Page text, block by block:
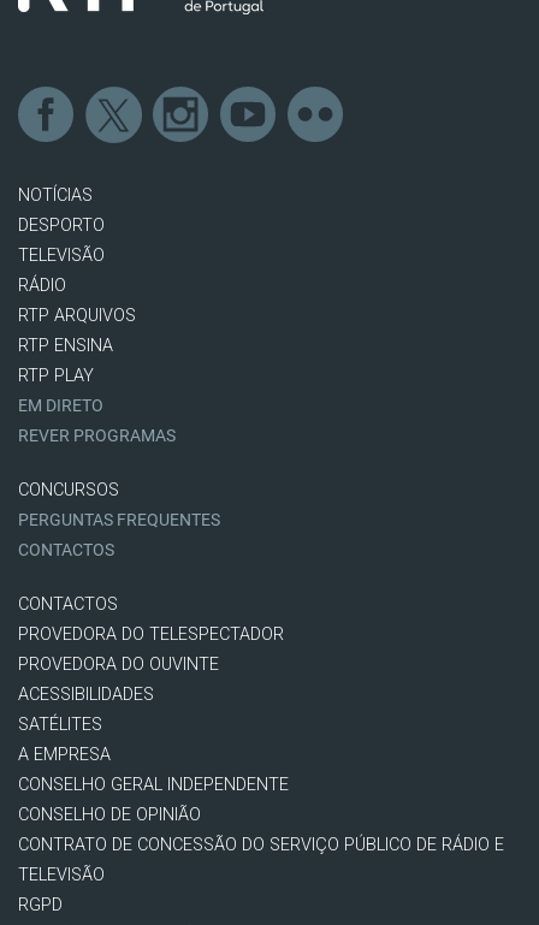
NOTÍCIAS
DESPORTO
TELEVISÃO
RÁDIO
RTP ARQUIVOS
RTP ENSINA
RTP PLAY
EM DIRETO
REVER PROGRAMAS
CONCURSOS
PERGUNTAS FREQUENTES
CONTACTOS
CONTACTOS
PROVEDORA DO TELESPECTADOR
PROVEDORA DO OUVINTE
ACESSIBILIDADES
SATÉLITES
A EMPRESA
CONSELHO GERAL INDEPENDENTE
CONSELHO DE OPINIÃO
CONTRATO DE CONCESSÃO DO SERVIÇO PÚBLICO DE RÁDIO E
TELEVISÃO
RGPD